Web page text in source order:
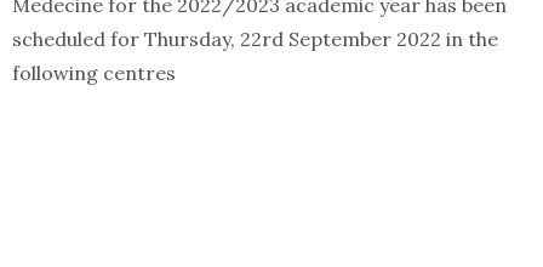
Medecine for the 2022/2023 academic year has been
scheduled for Thursday, 22rd September 2022 in the
following centres